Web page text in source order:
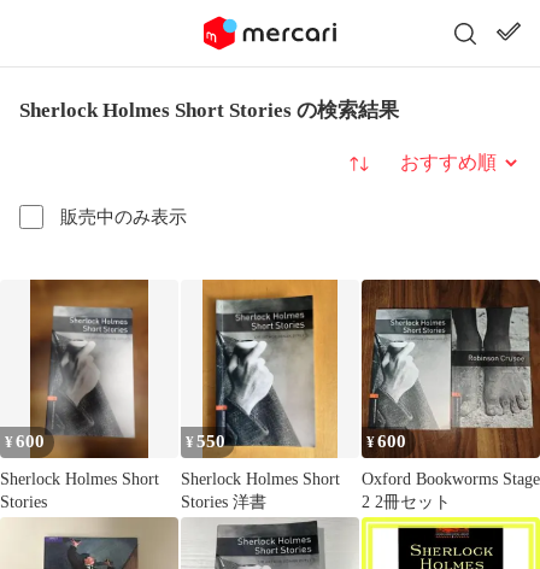
Sherlock Holmes Short Stories の検索結果
販売中のみ表示
並び替え
¥600
Sherlock Holmes Short
Stories
¥550
Sherlock Holmes Short
Stories 洋書
¥600
Oxford Bookworms Stage
2 2冊セット